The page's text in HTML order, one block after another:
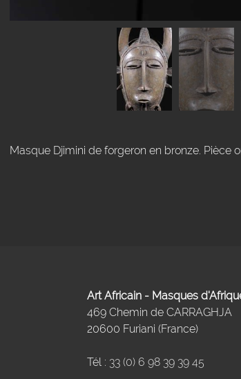
Masque Djimini de forgeron en bronze. Pièce
Art Africain - Masques
469 Chemin de CARRAGHJA
20600 Furiani (France)
Tél : 33 (0) 6 98 39 39 45